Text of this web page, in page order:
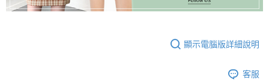
顯示電腦版詳細說明
客服